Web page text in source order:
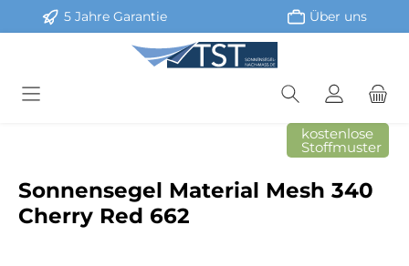
Zum Hauptinhalt springen
5 Jahre Garantie Über uns
kostenlose
Stoffmuster
Sonnensegel Material Mesh 340
Cherry Red 662